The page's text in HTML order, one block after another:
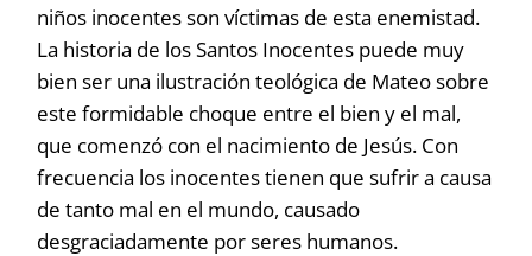
niños inocentes son víctimas de esta enemistad.
La historia de los Santos Inocentes puede muy
bien ser una ilustración teológica de Mateo sobre
este formidable choque entre el bien y el mal,
que comenzó con el nacimiento de Jesús. Con
frecuencia los inocentes tienen que sufrir a causa
de tanto mal en el mundo, causado
desgraciadamente por seres humanos.